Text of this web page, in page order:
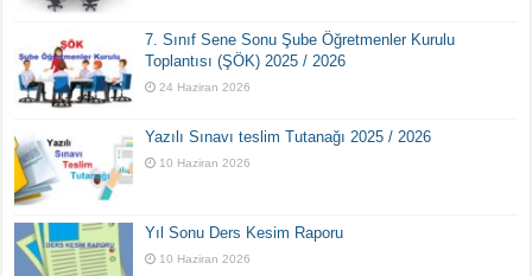
7. Sınıf Sene Sonu Şube Öğretmenler Kurulu
Toplantısı (ŞÖK) 2025 / 2026
24 Haziran 2026
Yazılı Sınavı teslim Tutanağı 2025 / 2026
10 Haziran 2026
Yıl Sonu Ders Kesim Raporu
10 Haziran 2026